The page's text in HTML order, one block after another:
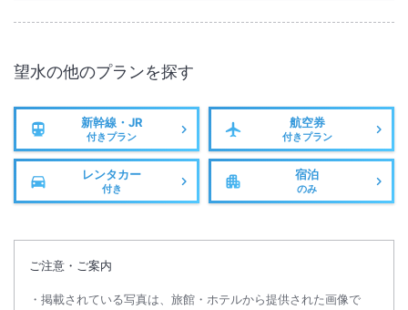
望水の他のプランを探す
新幹線・JR
付きプラン
航空券
付きプラン
レンタカー
付き
宿泊
のみ
ご注意・ご案内
掲載されている写真は、旅館・ホテルから提供された画像で